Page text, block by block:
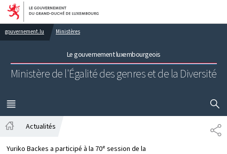
Aller au menu principal
Aller au contenu
gouvernement.lu Ministères
Le gouvernement luxembourgeois
Ministère de l'Égalité des genreset de la Diversité
MENU
PRINCIPAL
Actualités
Yuriko Backes a participé à la 70ᵉ session de la